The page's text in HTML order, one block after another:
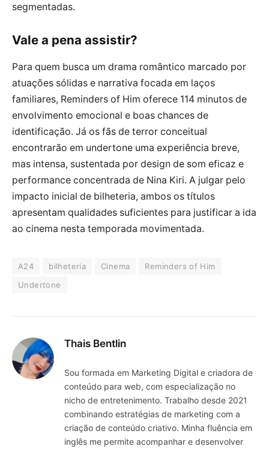
segmentadas.
Vale a pena assistir?
Para quem busca um drama romântico marcado por
atuações sólidas e narrativa focada em laços
familiares, Reminders of Him oferece 114 minutos de
envolvimento emocional e boas chances de
identificação. Já os fãs de terror conceitual
encontrarão em undertone uma experiência breve,
mas intensa, sustentada por design de som eficaz e
performance concentrada de Nina Kiri. A julgar pelo
impacto inicial de bilheteria, ambos os títulos
apresentam qualidades suficientes para justificar a ida
ao cinema nesta temporada movimentada.
A24 bilheteria Cinema
Reminders of Him
Undertone
Thais Bentlin
Sou formada em Marketing Digital e criadora de
conteúdo para web, com especialização no
nicho de entretenimento. Trabalho desde 2021
combinando estratégias de marketing com a
criação de conteúdo criativo. Minha fluência em
inglês me permite acompanhar e desenvolver